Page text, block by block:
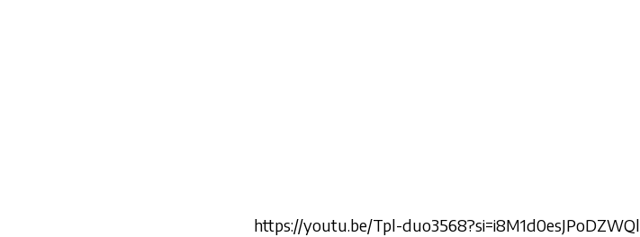
https://youtu.be/Tpl-duo3568?si=i8M1d0esJPoDZWQl